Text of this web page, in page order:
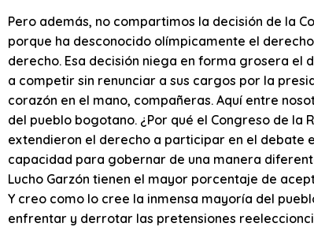
Pero además, no compartimos la decisión de la
porque ha desconocido olímpicamente el
derecho. Esa decisión niega en forma grosera el
a competir sin renunciar a sus cargos por la
corazón en el mano, compañeras. Aquí entre
del pueblo bogotano. ¿Por qué el Congreso de la
extendieron el derecho a participar en el debate
capacidad para gobernar de una manera
Lucho Garzón tienen el mayor porcentaje de
Y creo como lo cree la inmensa mayoría del
enfrentar y derrotar las pretensiones